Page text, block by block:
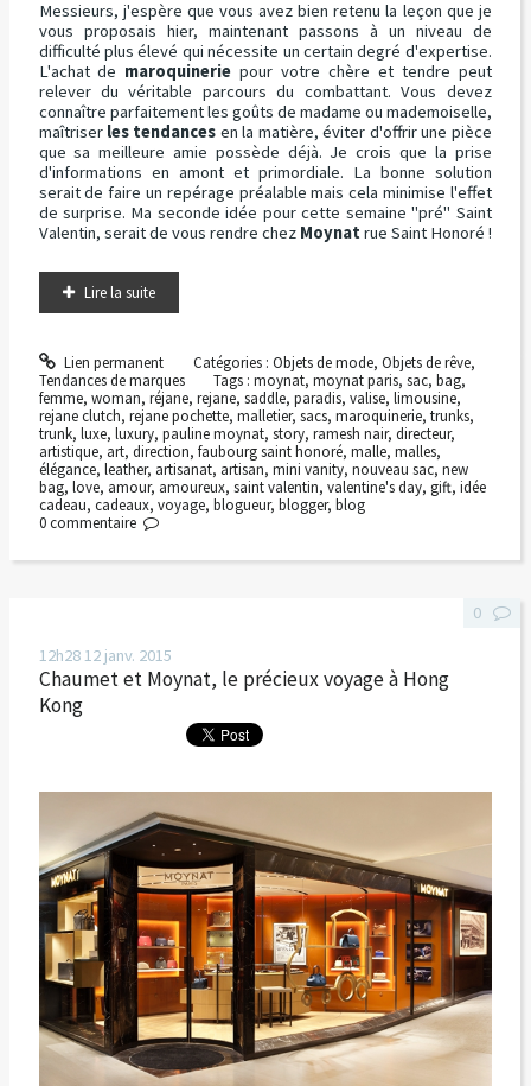
Messieurs, j'espère que vous avez bien retenu la leçon que je
vous proposais hier, maintenant passons à un niveau de
difficulté plus élevé qui nécessite un certain degré d'expertise.
L'achat de maroquinerie pour votre chère et tendre peut
relever du véritable parcours du combattant. Vous devez
connaître parfaitement les goûts de madame ou mademoiselle,
maîtriser les tendances en la matière, éviter d'offrir une pièce
que sa meilleure amie possède déjà. Je crois que la prise
d'informations en amont et primordiale. La bonne solution
serait de faire un repérage préalable mais cela minimise l'effet
de surprise. Ma seconde idée pour cette semaine "pré" Saint
Valentin, serait de vous rendre chez Moynatrue Saint Honoré !
Lire la suite
Lien permanent Catégories : Objets de mode, Objets de rêve,
Tendances de marques
Tags :moynat,moynat paris,sac,bag,
femme, woman, réjane, rejane, saddle, paradis, valise, limousine,
rejane clutch, rejane pochette, malletier, sacs, maroquinerie, trunks,
trunk, luxe, luxury, pauline moynat, story, ramesh nair, directeur,
artistique, art, direction, faubourg saint honoré, malle, malles,
élégance, leather, artisanat, artisan, mini vanity, nouveau sac, new
bag, love, amour, amoureux, saint valentin, valentine's day, gift, idée
cadeau, cadeaux, voyage, blogueur, blogger, blog
0 commentaire
12h2812 janv. 2015
Chaumet et Moynat, le précieux voyage à Hong
Kong
0